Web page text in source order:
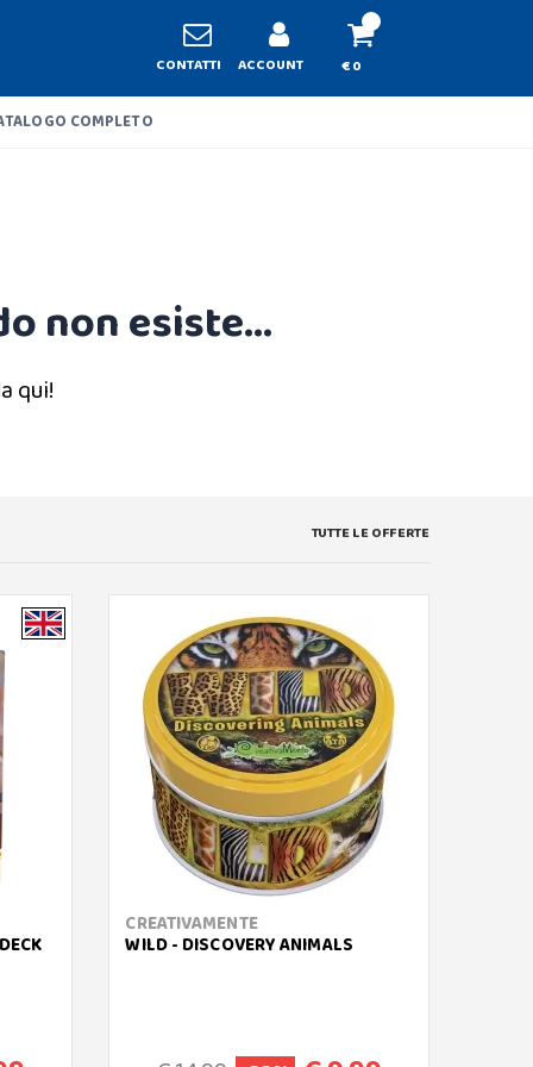
CONTATTI ACCOUNT € 0
COMPLETO
non esiste...
qui!
TUTTE LE OFFERTE
CREATIVAMENTE
WILD - DISCOVERY ANIMALS